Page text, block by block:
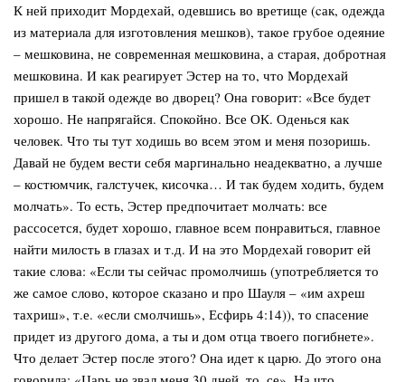
К ней приходит Мордехай, одевшись во вретище (cак, одежда
из материала для изготовления мешков), такое грубое одеяние
– мешковина, не современная мешковина, а старая, добротная
мешковина. И как реагирует Эстер на то, что Мордехай
пришел в такой одежде во дворец? Она говорит: «Все будет
хорошо. Не напрягайся. Спокойно. Все ОК. Оденься как
человек. Что ты тут ходишь во всем этом и меня позоришь.
Давай не будем вести себя маргинально неадекватно, а лучше
– костюмчик, галстучек, кисочка… И так будем ходить, будем
молчать». То есть, Эстер предпочитает молчать: все
рассосется, будет хорошо, главное всем понравиться, главное
найти милость в глазах и т.д. И на это Мордехай говорит ей
такие слова: «Если ты сейчас промолчишь (употребляется то
же самое слово, которое сказано и про Шауля – «им ахреш
тахриш», т.е. «если смолчишь», Есфирь 4:14)), то спасение
придет из другого дома, а ты и дом отца твоего погибнете».
Что делает Эстер после этого? Она идет к царю. До этого она